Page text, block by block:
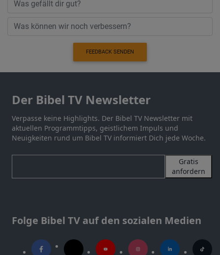
FEEDBACK SENDEN
Der Bibel TV Newsletter
Verpasse keine Highlights. Der Bibel TV Newsletter mit
aktuellen Programmtipps, geistlichem Impuls und
Neuigkeiten rund um Bibel TV informiert Dich jede Woche.
Gratis
anfordern
Folge Bibel TV auf den sozialen Medien